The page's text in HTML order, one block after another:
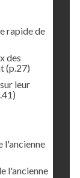
rapide de
des
(p.27)
leur
l'ancienne
l'ancienne